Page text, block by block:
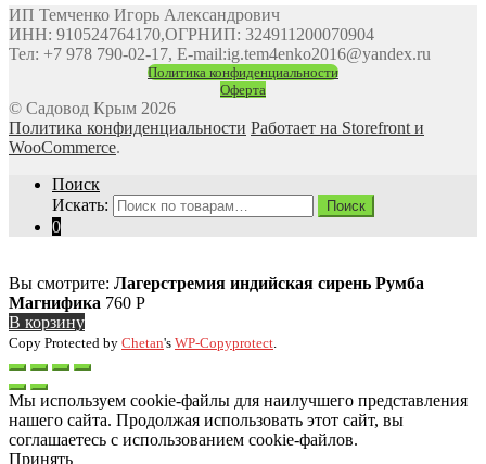
ИП Темченко Игорь Александрович
ИНН: 910524764170,ОГРНИП: 324911200070904
Тел: +7 978 790-02-17, E-mail:ig.tem4enko2016@yandex.ru
Политика конфиденциальности
Оферта
© Садовод Крым 2026
Политика конфиденциальности Работает на Storefront и
WooCommerce.
Поиск
Искать:
Поиск
0
Вы смотрите: Лагерстремия индийская сирень Румба
Магнифика 760 Р
В корзину
Copy Protected by Chetan's WP-Copyprotect
Мы используем cookie-файлы для наилучшего представления
нашего сайта. Продолжая использовать этот сайт, вы
соглашаетесь с использованием cookie-файлов.
Принять